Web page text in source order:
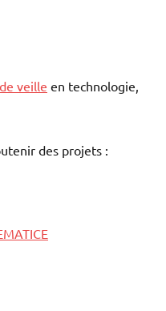
veille en technologie,
des projets :